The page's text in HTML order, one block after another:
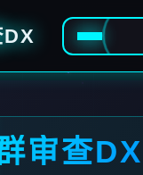
审查DX